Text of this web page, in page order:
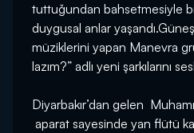
tuttuğundan bahsetmesiyle
duygusal anlar
müziklerini yapan Manevra
lazım?” adlı yeni şarkılarını
Diyarbakır’dan gelen
aparat sayesinde yan flütü